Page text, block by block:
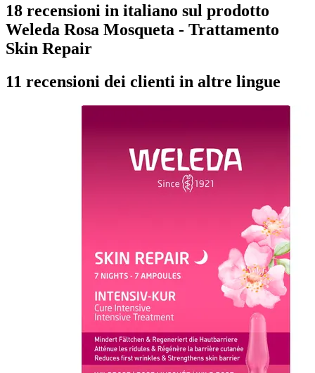
18 recensioni in italiano sul prodotto
Weleda Rosa Mosqueta - Trattamento
Skin Repair
11 recensioni dei clienti in altre lingue